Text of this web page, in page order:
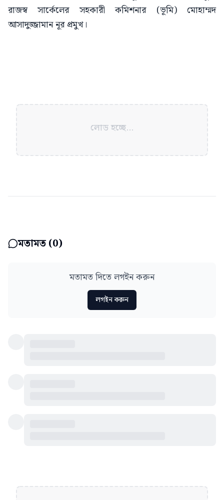
রাজস্ব সার্কেলের সহকারী কমিশনার (ভূমি) মোহাম্মদ
আসাদুজ্জামান নূর প্রমুখ।
লোড হচ্ছে...
মতামত (0)
মতামত দিতে লগইন করুন
লগইন করুন